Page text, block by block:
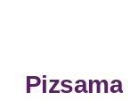
Pizsama